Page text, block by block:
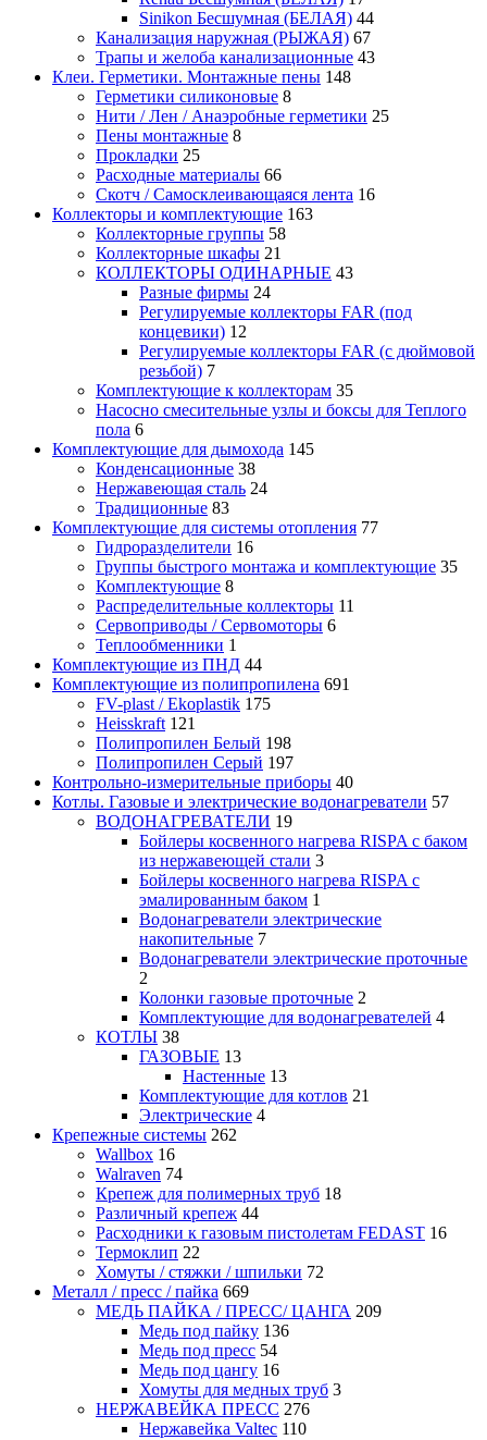
Sinikon Бесшумная (БЕЛАЯ) 44
Канализация наружная (РЫЖАЯ) 67
Трапы и желоба канализационные 43
Клеи. Герметики. Монтажные пены 148
Герметики силиконовые 8
Нити / Лен / Анаэробные герметики 25
Пены монтажные 8
Прокладки 25
Расходные материалы 66
Скотч / Самосклеивающаяся лента 16
Коллекторы и комплектующие 163
Коллекторные группы 58
Коллекторные шкафы 21
КОЛЛЕКТОРЫ ОДИНАРНЫЕ 43
Разные фирмы 24
Регулируемые коллекторы FAR (под
концевики) 12
Регулируемые коллекторы FAR (с дюймовой
резьбой) 7
Комплектующие к коллекторам 35
Насосно смесительные узлы и боксы для Теплого
пола 6
Комплектующие для дымохода 145
Конденсационные 38
Нержавеющая сталь 24
Традиционные 83
Комплектующие для системы отопления 77
Гидроразделители 16
Группы быстрого монтажа и комплектующие 35
Комплектующие 8
Распределительные коллекторы 11
Сервоприводы / Сервомоторы 6
Теплообменники 1
Комплектующие из ПНД 44
Комплектующие из полипропилена 691
FV-plast / Ekoplastik 175
Heisskraft 121
Полипропилен Белый 198
Полипропилен Серый 197
Контрольно-измерительные приборы 40
Котлы. Газовые и электрические водонагреватели 57
ВОДОНАГРЕВАТЕЛИ 19
Бойлеры косвенного нагрева RISPA с баком
из нержавеющей стали 3
Бойлеры косвенного нагрева RISPA с
эмалированным баком 1
Водонагреватели электрические
накопительные 7
Водонагреватели электрические проточные
2
Колонки газовые проточные 2
Комплектующие для водонагревателей 4
КОТЛЫ 38
ГАЗОВЫЕ 13
Настенные 13
Комплектующие для котлов 21
Электрические 4
Крепежные системы 262
Wallbox 16
Walraven 74
Крепеж для полимерных труб 18
Различный крепеж 44
Расходники к газовым пистолетам FEDAST 16
Термоклип 22
Хомуты / стяжки / шпильки 72
Металл / пресс / пайка 669
МЕДЬ ПАЙКА / ПРЕСС/ ЦАНГА 209
Медь под пайку 136
Медь под пресс 54
Медь под цангу 16
Хомуты для медных труб 3
НЕРЖАВЕЙКА ПРЕСС 276
Нержавейка Valtec 110